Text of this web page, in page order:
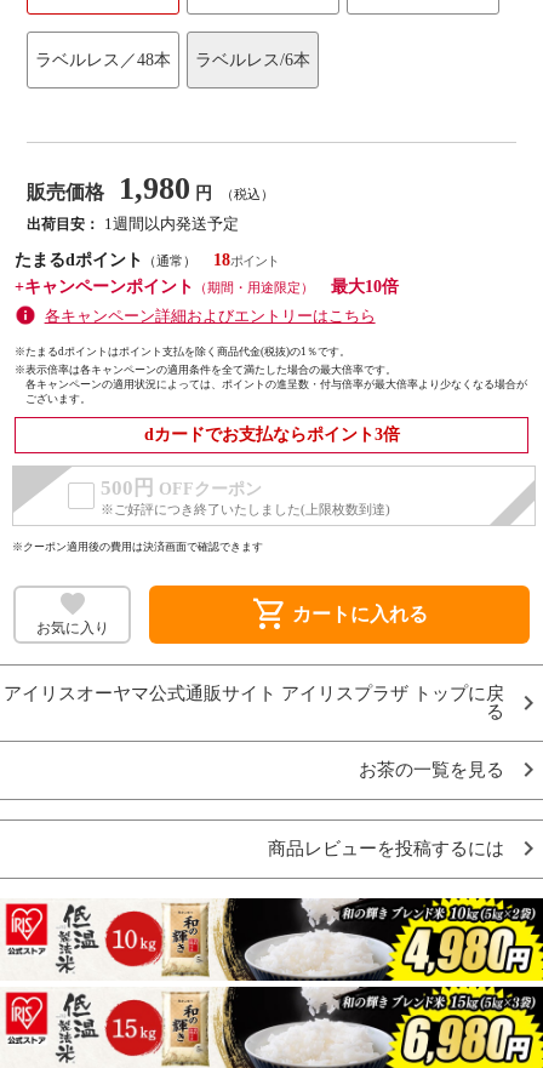
ラベルレス／48本 ラベルレス/6本
販売価格 1,980 円 （税込）
出荷目安：
1週間以内発送予定
たまるdポイント
（通常）
18
+キャンペーンポイント
（期間・用途限定）
最大10倍
各キャンペーン詳細およびエントリーはこちら
※たまるdポイントはポイント支払を除く商品代金(税抜)の1％です。
※表示倍率は各キャンペーンの適用条件を全て満たした場合の最大倍率です。
各キャンペーンの適用状況によっては、ポイントの進呈数・付与倍率が最大倍率より少なくなる場合が
ございます。
dカードでお支払ならポイント3倍
500円 OFFクーポン
※ご好評につき終了いたしました(上限枚数到達)
※クーポン適用後の費用は決済画面で確認できます
お気に入り shopping_cart カートに入れる
アイリスオーヤマ公式通販サイト アイリスプラザ トップに戻
る
お茶の一覧を見る
商品レビューを投稿するには